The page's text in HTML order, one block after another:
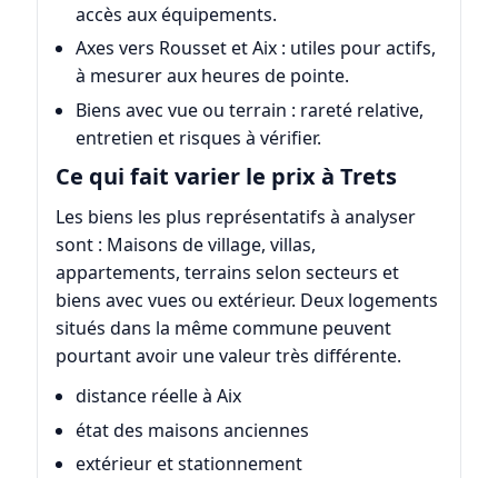
accès aux équipements.
Axes vers Rousset et Aix : utiles pour actifs,
à mesurer aux heures de pointe.
Biens avec vue ou terrain : rareté relative,
entretien et risques à vérifier.
Ce qui fait varier le prix à Trets
Les biens les plus représentatifs à analyser
sont : Maisons de village, villas,
appartements, terrains selon secteurs et
biens avec vues ou extérieur. Deux logements
situés dans la même commune peuvent
pourtant avoir une valeur très différente.
distance réelle à Aix
état des maisons anciennes
extérieur et stationnement